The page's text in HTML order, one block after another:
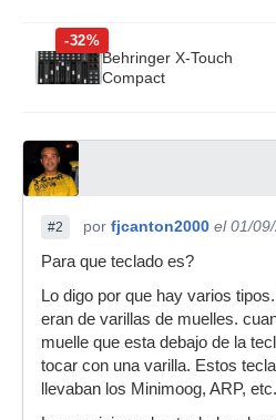
-32%
Behringer X-Touch
Compact
#2 por fjcanton2000 el 01/
Para que teclado es?
Lo digo por que hay varios
eran de varillas de muelles.
muelle que esta debajo de la
tocar con una varilla. Estos
llevaban los Minimoog, ARP,